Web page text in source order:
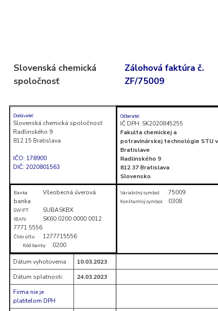
Enter)Slovenská chemická
spoločnosť
Zálohová faktúra č.
ZF/75009
Dodávateľ:
Slovenská chemická spoločnosť
Radlinského 9
812 15 Bratislava
IČO: 178900
DIČ: 2020801563
Odberateľ:
IČ DPH: SK2020845255
Fakulta chemickej a
potravinárskej technológie STU v
Bratislave
Radlinského 9
812 37 Bratislava
Slovensko
Banka:
Všeobecná úverová
banka
SWIFT: SUBASKBX
IBAN:
SK60 0200 0000 0012
7771 5556
Číslo účtu: 1277715556
Kód banky: 0200
Variabilný symbol: 75009
Konštantný symbol: 0308
Dátum vyhotovenia
10.03.2023
Dátum splatnosti:
24.03.2023
Firma nie je
platiteľom DPH